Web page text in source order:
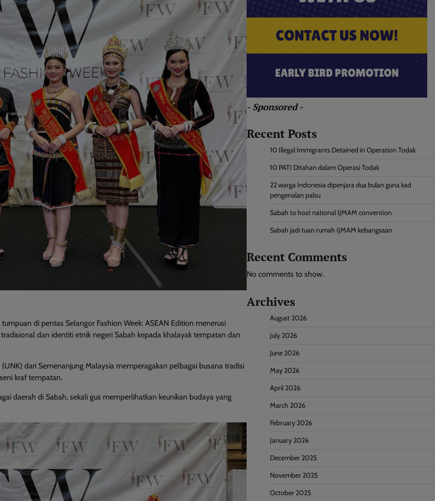
di pentas Selangor Fashion Week: ASEAN Edition menerusi
dan identiti etnik negeri Sabah kepada khalayak tempatan dan
dari Semenanjung Malaysia memperagakan pelbagai busana tradisi
kraf tempatan.
daerah di Sabah, sekali gus memperlihatkan keunikan budaya yang
- Sponsored -
Recent Posts
10 Illegal Immigrants Detained in Operation Todak
10 PATI Ditahan dalam Operasi Todak
22 warga Indonesia dipenjara dua bulan guna kad
pengenalan palsu
Sabah to host national IJMAM convention
Sabah jadi tuan rumah IJMAM kebangsaan
Recent Comments
No comments to show.
Archives
August 2026
July 2026
June 2026
May 2026
April 2026
March 2026
February 2026
January 2026
December 2025
November 2025
October 2025